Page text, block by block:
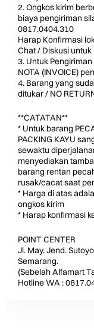
2. Ongkos kirim
biaya pengiriman
0817.0404.310
Harap Konfirmasi
Chat / Diskusi
3. Untuk
NOTA (INVOICE)
4. Barang yang
ditukar / NO
**CATATAN**
* Untuk barang
PACKING KAYU
sewaktu
menyediakan
barang rentan
rusak/cacat saat
* Harga di atas
ongkos kirim
* Harap konfirmasi
POINT CENTER
Jl. May. Jend.
Semarang.
(Sebelah Alfamart
Hotline WA :